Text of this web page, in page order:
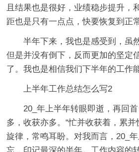
且结果也是很好，业绩稳步提升，
距也是只有一点点，快要恢复到正
半年下来，我也是感受到，虽
但是并没有倒下，反而更加的坚定
了。我也是相信我们下半年的工作
上半年工作总结怎么写2
20_年上半年转眼即逝，再回
多，收获亦多。“忙并收获着，累并
旋律，常鸣耳盼。对我而言，20_